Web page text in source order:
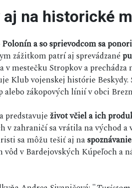
na historické
a so sprievodcom sa
zážitkom patrí aj sprevádzané
v mestečku Stropkov a
Klub vojenskej histórie
alebo zákopových línií v obci
predstavuježivot včiel a ich
v zahraničí sa vrátila na východ
sa môžu tešiť aj na
v Bardejovských Kúpeľoch a